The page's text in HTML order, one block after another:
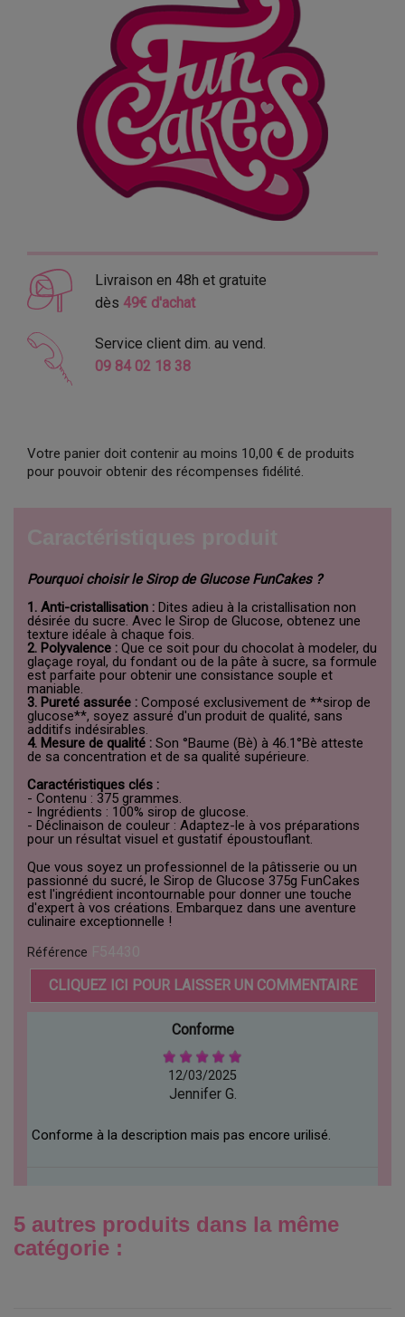
Livraison en 48h et gratuite
dès 49€ d'achat
Service client dim. au vend.
09 84 02 18 38
Votre panier doit contenir au moins 10,00 € de produits
pour pouvoir obtenir des récompenses fidélité.
Pourquoi choisir le Sirop de Glucose FunCakes ?
1. Anti-cristallisation : Dites adieu à la cristallisation non
désirée du sucre. Avec le Sirop de Glucose, obtenez une
texture idéale à chaque fois.
2. Polyvalence : Que ce soit pour du chocolat à modeler, du
glaçage royal, du fondant ou de la pâte à sucre, sa formule
est parfaite pour obtenir une consistance souple et
maniable.
3. Pureté assurée : Composé exclusivement de **sirop de
glucose**, soyez assuré d'un produit de qualité, sans
additifs indésirables.
4. Mesure de qualité : Son °Baume (Bè) à 46.1°Bè atteste
de sa concentration et de sa qualité supérieure.
Caractéristiques clés :
- Contenu : 375 grammes.
- Ingrédients : 100% sirop de glucose.
- Déclinaison de couleur : Adaptez-le à vos préparations
pour un résultat visuel et gustatif époustouflant.
Que vous soyez un professionnel de la pâtisserie ou un
passionné du sucré, le Sirop de Glucose 375g FunCakes
est l'ingrédient incontournable pour donner une touche
d'expert à vos créations. Embarquez dans une aventure
culinaire exceptionnelle !
Référence
CLIQUEZ ICI POUR LAISSER UN COMMENTAIRE
Conforme
12/03/2025
Jennifer G.
Conforme à la description mais pas encore urilisé.
5 autres produits dans la même
catégorie :